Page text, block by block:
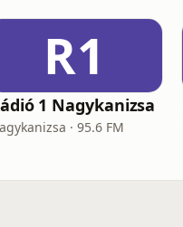
R1
1 Nagykanizsa
· 95.6 FM